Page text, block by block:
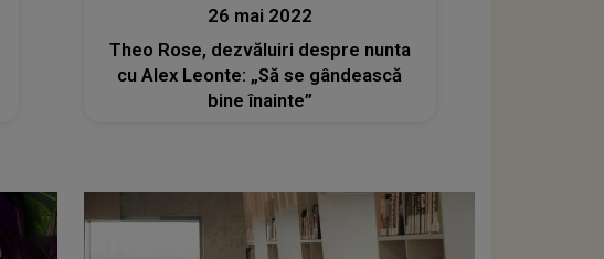
26 mai 2022
Theo Rose, dezvăluiri despre nunta
cu Alex Leonte: „Să se gândească
bine înainte”